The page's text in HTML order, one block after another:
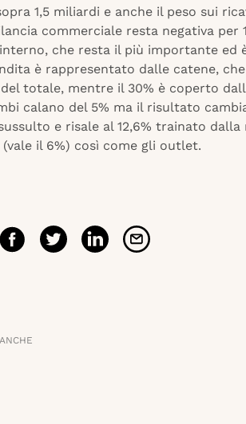
1,5 miliardi e anche il peso sui
commerciale resta negativa per
che resta il più importante ed
è rappresentato dalle catene,
totale, mentre il 30% è coperto
calano del 5% ma il risultato
e risale al 12,6% trainato dalla
(vale il 6%) così come gli outlet.